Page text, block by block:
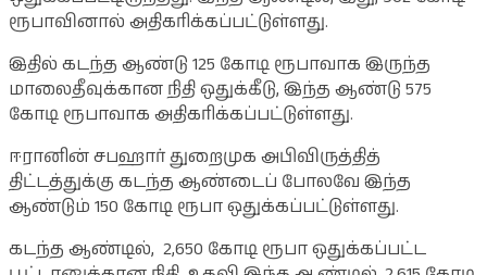
ரூபாவினால் அதிகரிக்கப்பட்டுள்ளது.
இதில் கடந்த ஆண்டு 125 கோடி ரூபாவாக இருந்த
மாலைதீவுக்கான நிதி ஒதுக்கீடு, இந்த ஆண்டு 575
கோடி ரூபாவாக அதிகரிக்கப்பட்டுள்ளது.
ஈரானின் சபஹார் துறைமுக அபிவிருத்தித்
திட்டத்துக்கு கடந்த ஆண்டைப் போலவே இந்த
ஆண்டும் 150 கோடி ரூபா ஒதுக்கப்பட்டுள்ளது.
கடந்த ஆண்டில், 2,650 கோடி ரூபா ஒதுக்கப்பட்ட